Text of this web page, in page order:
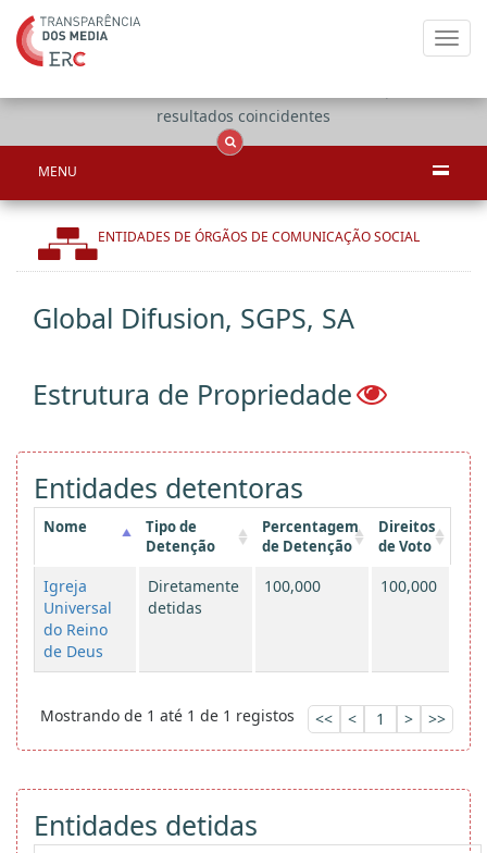
resultados coincidentes
MENU
ENTIDADES DE ÓRGÃOS DE COMUNICAÇÃO SOCIAL
Global Difusion, SGPS, SA
Estrutura de Propriedade
Entidades detentoras
Nome
Tipo de
Detenção
Percentagem
de Detenção
Direitos
de Voto
Igreja
Universal
do Reino
de Deus
Diretamente
detidas
100,000 100,000
Mostrando de 1 até 1 de 1 registos << < 1 > >>
Entidades detidas